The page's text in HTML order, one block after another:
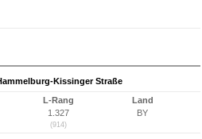
Kissinger Straße
L-Rang
1.327
(914)
Land
BY